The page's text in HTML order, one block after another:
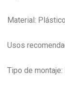
Material:
Usos
Tipo de